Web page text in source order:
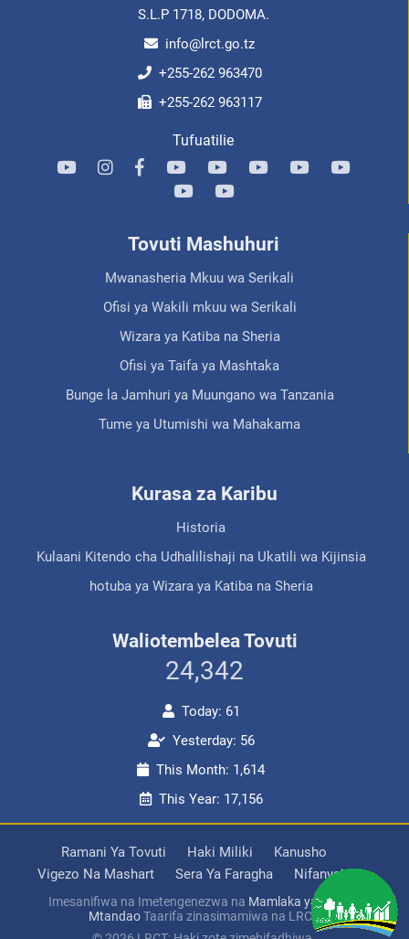
S.L.P 1718, DODOMA.
info@lrct.go.tz
+255-262 963470
+255-262 963117
Tufuatilie
Tovuti Mashuhuri
Mwanasheria Mkuu wa Serikali
Ofisi ya Wakili mkuu wa Serikali
Wizara ya Katiba na Sheria
Ofisi ya Taifa ya Mashtaka
Bunge la Jamhuri ya Muungano wa Tanzania
Tume ya Utumishi wa Mahakama
Kurasa za Karibu
Historia
Kulaani Kitendo cha Udhalilishaji na Ukatili wa Kijinsia
hotuba ya Wizara ya Katiba na Sheria
Waliotembelea Tovuti
24,342
Today: 61
Yesterday: 56
This Month: 1,614
This Year: 17,156
Ramani Ya Tovuti Haki Miliki
Kanusho
Vigezo Na Mashart
Sera Ya Faragha Nifanyaje?
Imesanifiwa na Imetengenezwa na Mamlaka ya Serikali
MtandaoTaarifa zinasimamiwa na LRCT